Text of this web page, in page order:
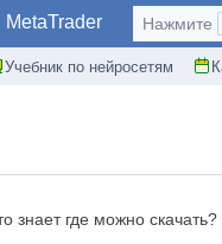
MetaTrader
Учебник по нейросетям
Нажмите
где можно